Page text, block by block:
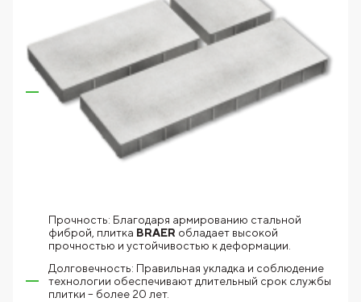
Прочность: Благодаря армированию стальной
фиброй, плитка BRAER обладает высокой
прочностью и устойчивостью к деформации.
Долговечность: Правильная укладка и соблюдение
технологии обеспечивают длительный срок службы
плитки – более 20 лет.